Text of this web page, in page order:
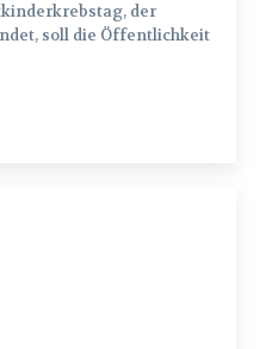
soll die Öffentlichkeit